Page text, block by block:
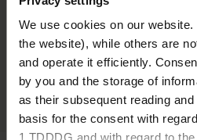
We use cookies on our
the website), while others are
and operate it efficiently.
by you and the storage of
as their subsequent reading
basis for the consent with
1 TDDDG and with regard to
Produktübersicht